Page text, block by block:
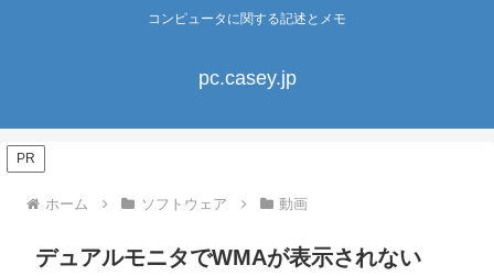
コンピュータに関する記述とメモ
pc.casey.jp
PR
ホーム ソフトウェア 動画
デュアルモニタでWMAが表示されない